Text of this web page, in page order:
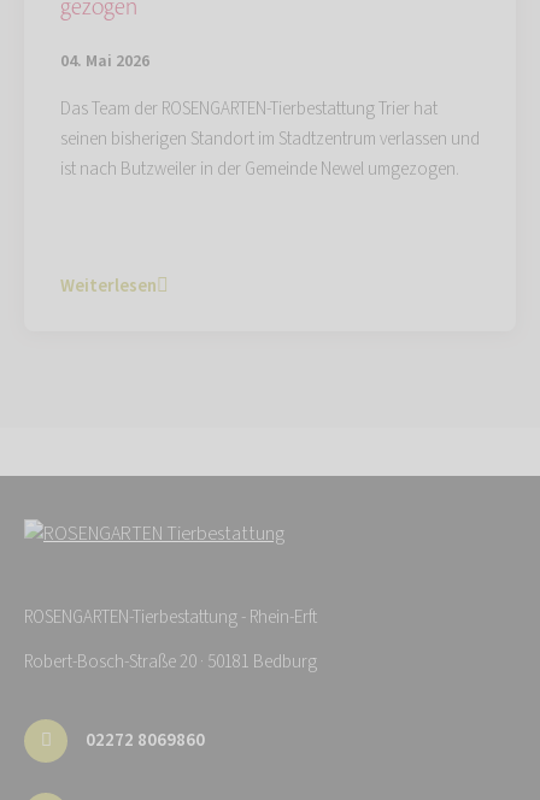
gezogen
04. Mai 2026
Das Team der ROSENGARTEN-Tierbestattung Trier hat
seinen bisherigen Standort im Stadtzentrum verlassen und
ist nach Butzweiler in der Gemeinde Newel umgezogen.
Weiterlesen
ROSENGARTEN-Tierbestattung - Rhein-Erft
Robert-Bosch-Straße 20 · 50181 Bedburg
02272 8069860